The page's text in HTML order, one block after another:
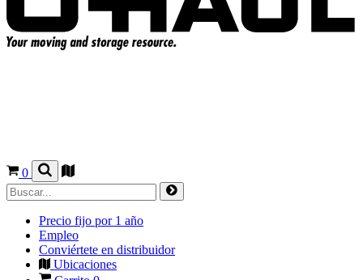
0
Precio fijo por 1 año
Empleo
Conviértete en distribuidor
Ubicaciones